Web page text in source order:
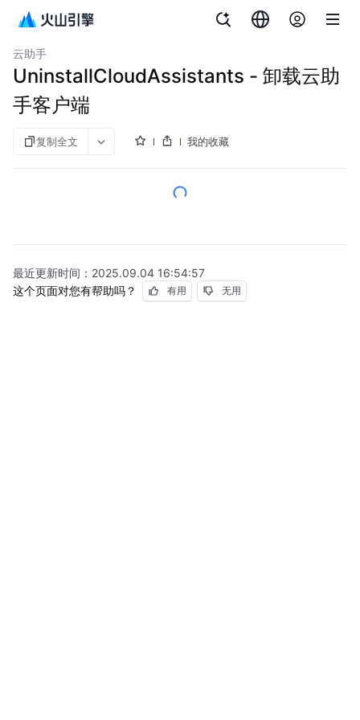
云服务器
云助手
UninstallCloudAssistants - 卸载云助
手客户端
复制全文 我的收藏
最近更新时间： 2025.09.04 16:54:57
这个页面对您有帮助吗？
有用 无用